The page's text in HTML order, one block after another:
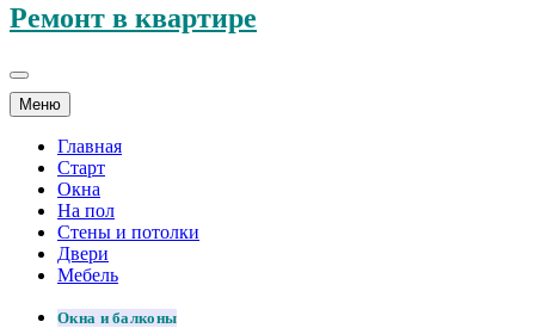
Ремонт в квартире
Меню
Главная
Старт
Окна
На пол
Стены и потолки
Двери
Мебель
Окна и балконы